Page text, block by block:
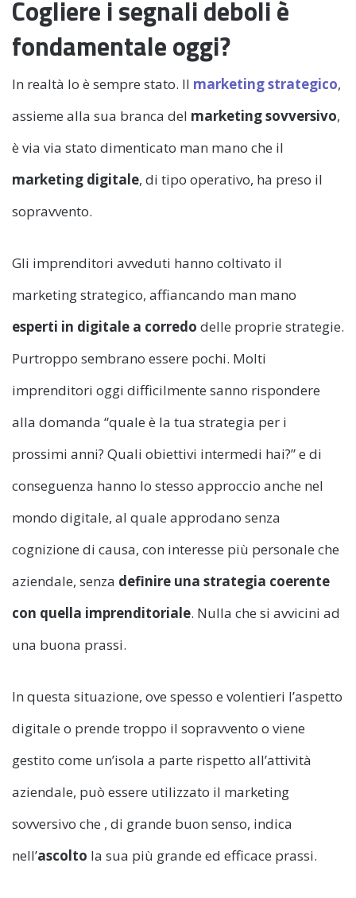
Cogliere i segnali deboli è
fondamentale oggi?
In realtà lo è sempre stato. Il marketing strategico,
assieme alla sua branca del marketing sovversivo,
è via via stato dimenticato man mano che il
marketing digitale, di tipo operativo, ha preso il
sopravvento.
Gli imprenditori avveduti hanno coltivato il
marketing strategico, affiancando man mano
esperti in digitale a corredo delle proprie strategie.
Purtroppo sembrano essere pochi. Molti
imprenditori oggi difficilmente sanno rispondere
alla domanda “quale è la tua strategia per i
prossimi anni? Quali obiettivi intermedi hai?” e di
conseguenza hanno lo stesso approccio anche nel
mondo digitale, al quale approdano senza
cognizione di causa, con interesse più personale che
aziendale, senza definire una strategia coerente
con quella imprenditoriale. Nulla che si avvicini ad
una buona prassi.
In questa situazione, ove spesso e volentieri l’aspetto
digitale o prende troppo il sopravvento o viene
gestito come un’isola a parte rispetto all’attività
aziendale, può essere utilizzato il marketing
sovversivo che , di grande buon senso, indica
nell’ascolto la sua più grande ed efficace prassi.